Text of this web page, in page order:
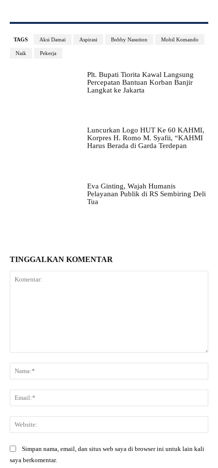
TAGS Aksi Damai Aspirasi Bobby Nasution Mobil Komando
Naik Pekerja
Plt. Bupati Tiorita Kawal Langsung
Percepatan Bantuan Korban Banjir
Langkat ke Jakarta
Luncurkan Logo HUT Ke 60 KAHMI,
Korpres H. Romo M. Syafii, “KAHMI
Harus Berada di Garda Terdepan
Eva Ginting, Wajah Humanis
Pelayanan Publik di RS Sembiring Deli
Tua
TINGGALKAN KOMENTAR
Simpan nama, email, dan situs web saya di browser ini untuk lain kali
saya berkomentar.